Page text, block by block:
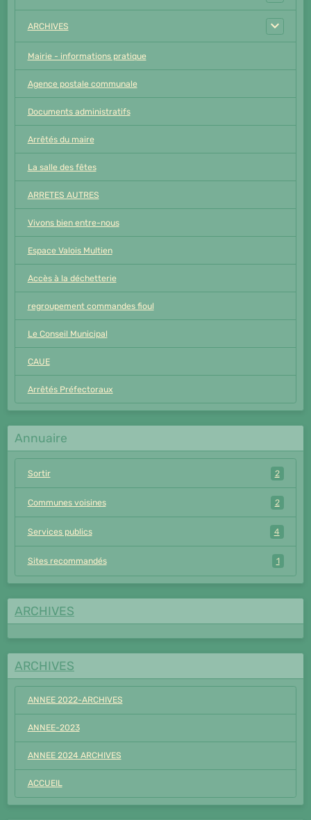
ARCHIVES
Mairie - informations pratique
Agence postale communale
Documents administratifs
Arrêtés du maire
La salle des fêtes
ARRETES AUTRES
Vivons bien entre-nous
Espace Valois Multien
Accès à la déchetterie
regroupement commandes fioul
Le Conseil Municipal
CAUE
Arrêtés Préfectoraux
Annuaire
Sortir 2
Communes voisines 2
Services publics 4
Sites recommandés 1
ARCHIVES
ARCHIVES
ANNEE 2022-ARCHIVES
ANNEE-2023
ANNEE 2024 ARCHIVES
ACCUEIL